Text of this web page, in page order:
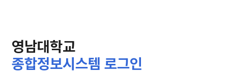
영남대학교
종합정보시스템 로그인